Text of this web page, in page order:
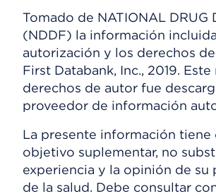
Tomado de NATIONAL DRUG
(NDDF) la información
autorización y los derechos
First Databank, Inc., 2019.
derechos de autor fue
proveedor de información
La presente información tiene
objetivo suplementar, no
experiencia y la opinión de su
de la salud. Debe consultar